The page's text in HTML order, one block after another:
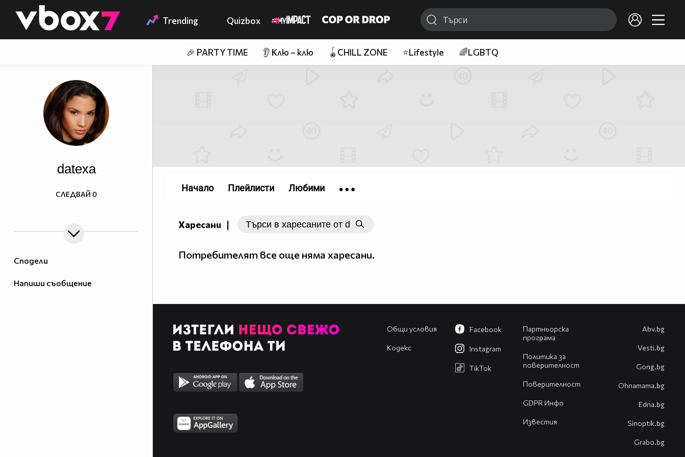
👾 Trending Quizbox
🎉 PARTY TIME 👂 Клю – клю 🪀CHILL ZONE ⭐Lifestyle 🌈LGBTQ
Сподели
Напиши съобщение
datexa
СЛЕДВАЙ 0
Харесани |
Потребителят все още няма харесани.
Начало Плейлисти Любими
Общи условия
Кодекс
Партньорска
програма
Политика за
поверителност
Поверителност
GDPR Инфо
Известия
Facebook
Instagram
TikTok
Abv.bg
Vesti.bg
Gong.bg
Оhnamama.bg
Edna.bg
Sinoptik.bg
Grabo.bg